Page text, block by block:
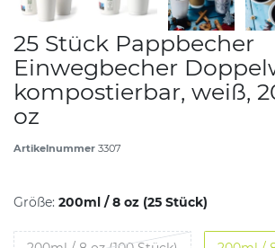
25 Stück Pappbecher
Einwegbecher
kompostierbar, weiß,
oz
Artikelnummer 3307
Größe: 200ml / 8 oz (25 Stück)